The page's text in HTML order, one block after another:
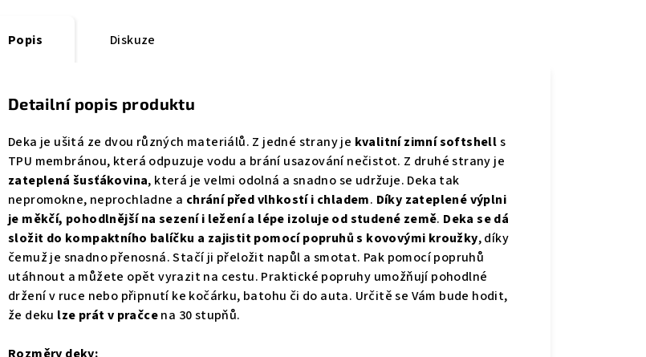
Popis Diskuze
Detailní popis produktu
Deka je ušitá ze dvou různých materiálů. Z jedné strany je kvalitní zimní softshells
TPU membránou, která odpuzuje vodu a brání usazování nečistot. Z druhé strany je
zateplená šusťákovina, která je velmi odolná a snadno se udržuje. Deka tak
nepromokne, neprochladne a chrání před vlhkostí i chladem. Díky zateplené výplni
je měkčí, pohodlnější na sezení i ležení a lépe izoluje od studené země. Deka se dá
složit do kompaktního balíčku a zajistit pomocí popruhů s kovovými kroužky, díky
čemuž je snadno přenosná. Stačí ji přeložit napůl a smotat. Pak pomocí popruhů
utáhnout a můžete opět vyrazit na cestu. Praktické popruhy umožňují pohodlné
držení v ruce nebo připnutí ke kočárku, batohu či do auta. Určitě se Vám bude hodit,
že deku lze prát v pračcena 30 stupňů.